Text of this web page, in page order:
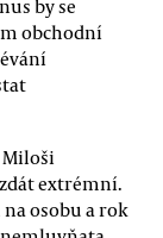
by se
obchodní
extrémní.
osobu a rok